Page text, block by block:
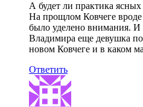
А будет ли практика
На прощлом Ковчеге
было уделено внимания.
Владимира еще девушка по
новом Ковчеге и в каком
Ответить